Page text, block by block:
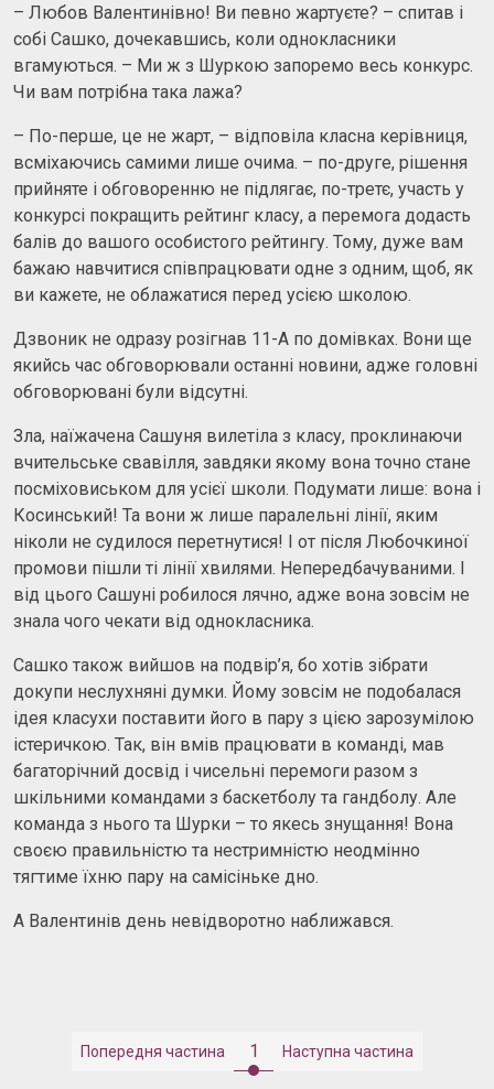
– Любов Валентинівно! Ви певно жартуєте? – спитав і
собі Сашко, дочекавшись, коли однокласники
вгамуються. – Ми ж з Шуркою запоремо весь конкурс.
Чи вам потрібна така лажа?
– По-перше, це не жарт, – відповіла класна керівниця,
всміхаючись самими лише очима. – по-друге, рішення
прийняте і обговоренню не підлягає, по-третє, участь у
конкурсі покращить рейтинг класу, а перемога додасть
балів до вашого особистого рейтингу. Тому, дуже вам
бажаю навчитися співпрацювати одне з одним, щоб, як
ви кажете, не облажатися перед усією школою.
Дзвоник не одразу розігнав 11-А по домівках. Вони ще
якийсь час обговорювали останні новини, адже головні
обговорювані були відсутні.
Зла, наїжачена Сашуня вилетіла з класу, проклинаючи
вчительське свавілля, завдяки якому вона точно стане
посміховиськом для усієї школи. Подумати лише: вона і
Косинський! Та вони ж лише паралельні лінії, яким
ніколи не судилося перетнутися! І от після Любочкиної
промови пішли ті лінії хвилями. Непередбачуваними. І
від цього Сашуні робилося лячно, адже вона зовсім не
знала чого чекати від однокласника.
Сашко також вийшов на подвір’я, бо хотів зібрати
докупи неслухняні думки. Йому зовсім не подобалася
ідея класухи поставити його в пару з цією зарозумілою
істеричкою. Так, він вмів працювати в команді, мав
багаторічний досвід і чисельні перемоги разом з
шкільними командами з баскетболу та гандболу. Але
команда з нього та Шурки – то якесь знущання! Вона
своєю правильністю та нестримністю неодмінно
тягтиме їхню пару на самісіньке дно.
А Валентинів день невідворотно наближався.
Попередня частина 1 Наступна частина